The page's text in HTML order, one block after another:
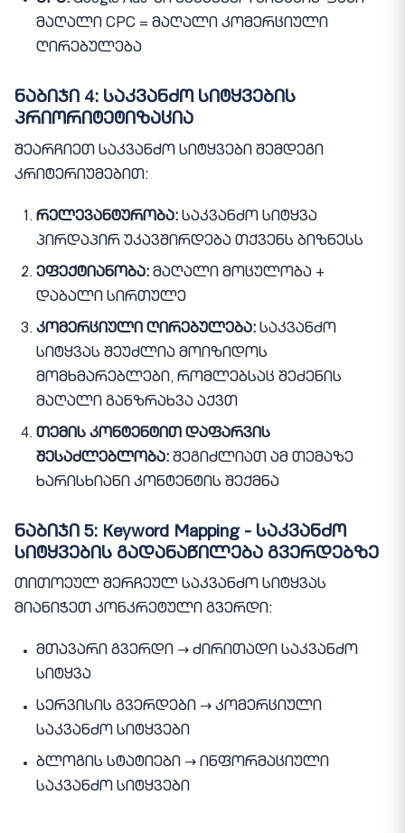
მაღალი CPC = მაღალი კომერციული
ღირებულება
ნაბიჯი 4: საკვანძო სიტყვების
პრიორიტეტიზაცია
შეარჩიეთ საკვანძო სიტყვები შემდეგი
კრიტერიუმებით:
რელევანტურობა: საკვანძო სიტყვა
პირდაპირ უკავშირდება თქვენს ბიზნესს
ეფექტიანობა: მაღალი მოცულობა +
დაბალი სირთულე
კომერციული ღირებულება: საკვანძო
სიტყვას შეუძლია მოიზიდოს
მომხმარებლები, რომლებსაც შეძენის
მაღალი განზრახვა აქვთ
თემის კონტენტით დაფარვის
შესაძლებლობა: შეგიძლიათ ამ თემაზე
ხარისხიანი კონტენტის შექმნა
ნაბიჯი 5: Keyword Mapping - საკვანძო
სიტყვების გადანაწილება გვერდებზე
თითოეულ შერჩეულ საკვანძო სიტყვას
მიანიჭეთ კონკრეტული გვერდი:
მთავარი გვერდი → ძირითადი საკვანძო
სიტყვა
სერვისის გვერდები → კომერციული
საკვანძო სიტყვები
ბლოგის სტატიები → ინფორმაციული
საკვანძო სიტყვები